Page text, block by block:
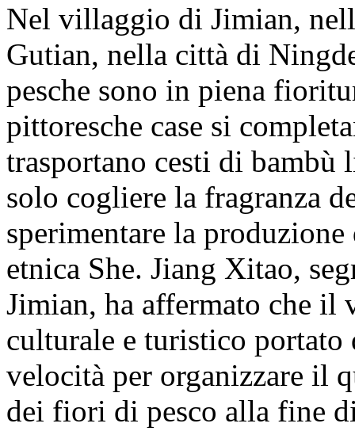
Nel villaggio di Jimian,
Gutian, nella città di
pesche sono in piena
pittoresche case si
trasportano cesti di bambù
solo cogliere la fragranza
sperimentare la
etnica She. Jiang Xitao,
Jimian, ha affermato che
culturale e turistico
velocità per organizzare il
dei fiori di pesco alla fine